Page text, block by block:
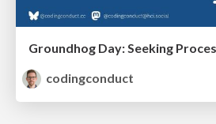
codingconduct